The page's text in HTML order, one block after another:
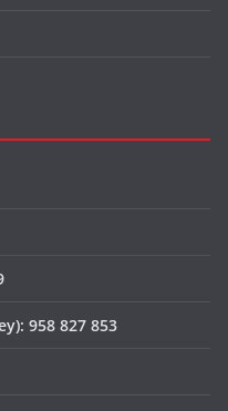
958 827 853